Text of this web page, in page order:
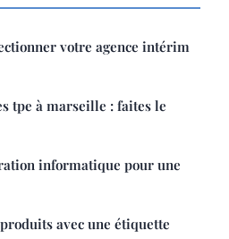
votre agence intérim
tpe à marseille : faites le
informatique pour une
avec une étiquette